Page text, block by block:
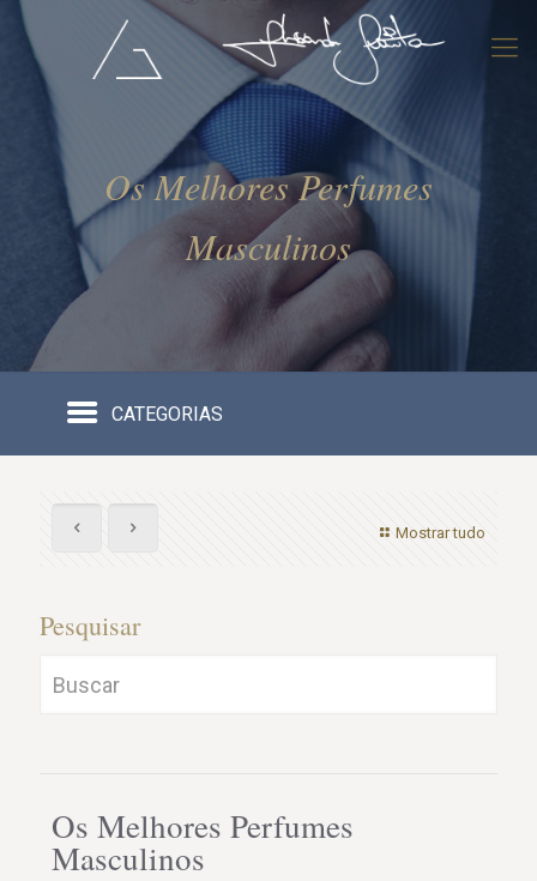
Os Melhores Perfumes
Masculinos
CATEGORIAS
Mostrar tudo
Pesquisar
Os Melhores Perfumes
Masculinos